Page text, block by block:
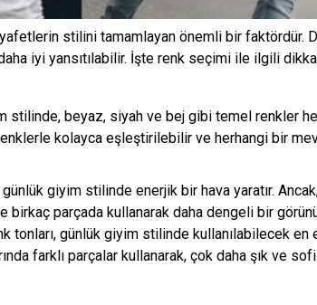
stilini tamamlayan önemli bir faktördür.
iyi yansıtılabilir. İşte renk seçimi ile ilgili
stilinde, beyaz, siyah ve bej gibi temel renkler
kolayca eşleştirilebilir ve herhangi bir
günlük giyim stilinde enerjik bir hava yaratır.
birkaç parçada kullanarak daha dengeli bir
tonları, günlük giyim stilinde kullanılabilecek
farklı parçalar kullanarak, çok daha şık ve